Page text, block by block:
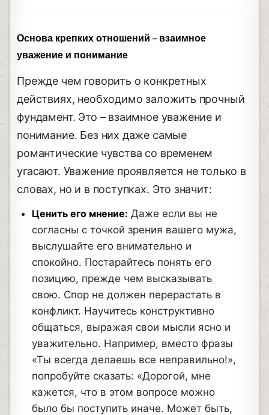
Основа крепких отношений – взаимное
уважение и понимание
Прежде чем говорить о конкретных
действиях, необходимо заложить прочный
фундамент. Это – взаимное уважение и
понимание. Без них даже самые
романтические чувства со временем
угасают. Уважение проявляется не только в
словах, но и в поступках. Это значит:
Ценить его мнение: Даже если вы не
согласны с точкой зрения вашего мужа,
выслушайте его внимательно и
спокойно. Постарайтесь понять его
позицию, прежде чем высказывать
свою. Спор не должен перерастать в
конфликт. Научитесь конструктивно
общаться, выражая свои мысли ясно и
уважительно. Например, вместо фразы
«Ты всегда делаешь все неправильно!»,
попробуйте сказать: «Дорогой, мне
кажется, что в этом вопросе можно
было бы поступить иначе. Может быть,